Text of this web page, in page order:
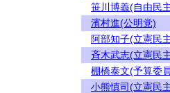
笹川博義(自由民
濱村進(公明党)
阿部知子(立憲民
斉木武志(立憲民
棚橋泰文(予算委
小熊慎司(立憲民